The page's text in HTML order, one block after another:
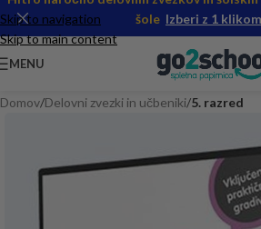
Skip to navigation
Skip to main content
šole Izberi z 1
MENU
Domov Delovni zvezki in učbeniki 5. razred